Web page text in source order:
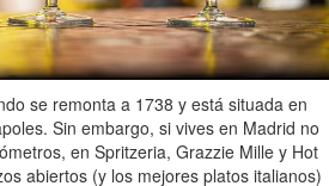
se remonta a 1738 y está situada en
Sin embargo, si vives en Madrid no
en Spritzeria, Grazzie Mille y Hot
abiertos (y los mejores platos italianos)